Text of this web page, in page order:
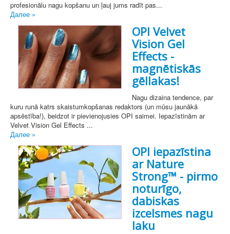
profesionālu nagu kopšanu un ļauj jums radīt pas...
Далее »
OPI Velvet
Vision Gel
Effects -
magnētiskās
gēllakas!
Nagu dizaina tendence, par
kuru runā katrs skaistumkopšanas redaktors (un mūsu jaunākā
apsēstība!), beidzot ir pievienojusies OPI saimei. Iepazīstinām ar
Velvet Vision Gel Effects ...
Далее »
OPI iepazīstina
ar Nature
Strong™ - pirmo
noturīgo,
dabiskas
izcelsmes nagu
laku